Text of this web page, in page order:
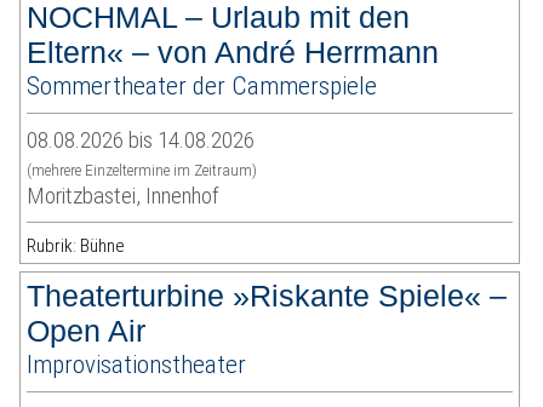
NOCHMAL – Urlaub mit den
Eltern« – von André Herrmann
Sommertheater der Cammerspiele
08.08.2026 bis 14.08.2026
(mehrere Einzeltermine im Zeitraum)
Moritzbastei, Innenhof
Rubrik: Bühne
Theaterturbine »Riskante Spiele« –
Open Air
Improvisationstheater